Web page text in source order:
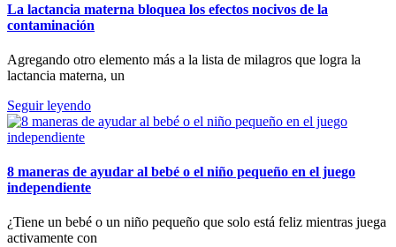
La lactancia materna bloquea los efectos nocivos de la
contaminación
Agregando otro elemento más a la lista de milagros que logra la
lactancia materna, un
Seguir leyendo
8 maneras de ayudar al bebé o el niño pequeño en el juego
independiente
¿Tiene un bebé o un niño pequeño que solo está feliz mientras juega
activamente con